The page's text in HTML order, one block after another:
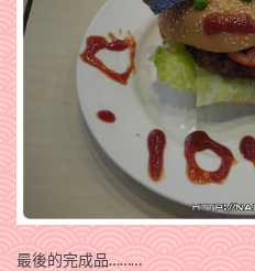
最後的完成品………